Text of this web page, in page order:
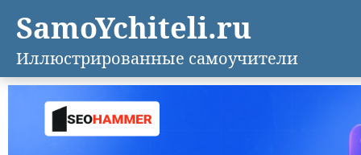
SamoYchiteli.ru
Иллюстрированные самоучители